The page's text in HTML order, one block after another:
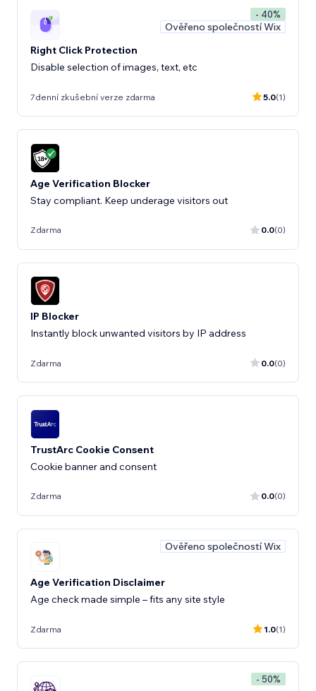
- 40%
Ověřeno společností Wix
Right Click Protection
Disable selection of images, text, etc
7denní zkušební verze zdarma 5.0(1)
Age Verification Blocker
Stay compliant. Keep underage visitors out
Zdarma 0.0(0)
IP Blocker
Instantly block unwanted visitors by IP address
Zdarma 0.0(0)
TrustArc Cookie Consent
Cookie banner and consent
Zdarma 0.0(0)
Ověřeno společností Wix
Age Verification Disclaimer
Age check made simple – fits any site style
Zdarma 1.0(1)
- 50%